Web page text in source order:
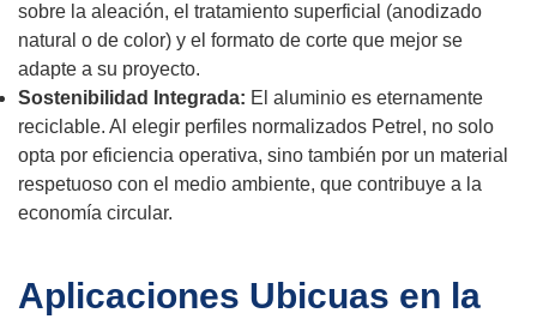
sobre la aleación, el tratamiento superficial (anodizado
natural o de color) y el formato de corte que mejor se
adapte a su proyecto.
Sostenibilidad Integrada: El aluminio es eternamente
reciclable. Al elegir perfiles normalizados Petrel, no solo
opta por eficiencia operativa, sino también por un material
respetuoso con el medio ambiente, que contribuye a la
economía circular.
Aplicaciones Ubicuas en la